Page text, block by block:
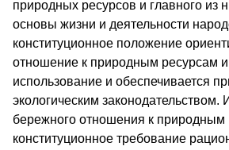
природных ресурсов и главного из
основы жизни и деятельности
конституционное положение
отношение к природным ресурсам
использование и обеспечивается
экологическим законодательством.
бережного отношения к природным
конституционное требование